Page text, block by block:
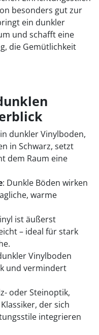
besonders gut zur
ein dunkler
und schafft eine
die Gemütlichkeit
dunkler Vinylboden,
in Schwarz, setzt
dem Raum eine
: Dunkle Böden wirken
warme
ist äußerst
– ideal für stark
Vinylboden
und vermindert
oder Steinoptik,
der sich
integrieren